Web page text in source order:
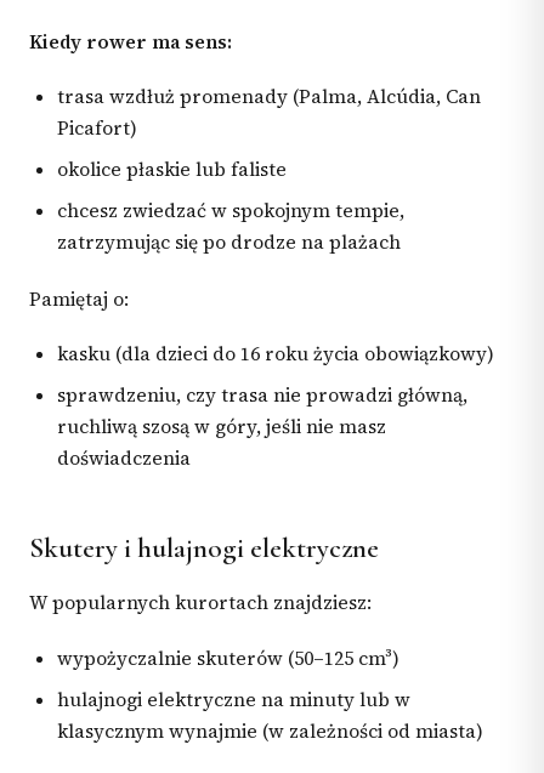
Kiedy rower ma sens:
trasa wzdłuż promenady (Palma, Alcúdia, Can
Picafort)
okolice płaskie lub faliste
chcesz zwiedzać w spokojnym tempie,
zatrzymując się po drodze na plażach
Pamiętaj o:
kasku (dla dzieci do 16 roku życia obowiązkowy)
sprawdzeniu, czy trasa nie prowadzi główną,
ruchliwą szosą w góry, jeśli nie masz
doświadczenia
Skutery i hulajnogi elektryczne
W popularnych kurortach znajdziesz:
wypożyczalnie skuterów (50–125 cm³)
hulajnogi elektryczne na minuty lub w
klasycznym wynajmie (w zależności od miasta)